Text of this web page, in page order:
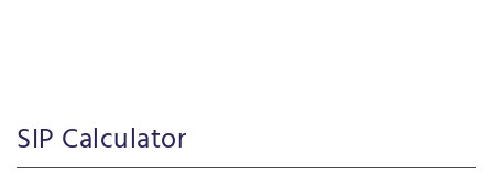
SIP Calculator